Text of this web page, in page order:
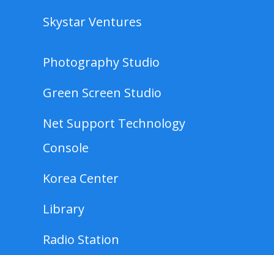
Skystar Ventures
Photography Studio
Green Screen Studio
Net Support Technology
Console
Korea Center
Library
Radio Station